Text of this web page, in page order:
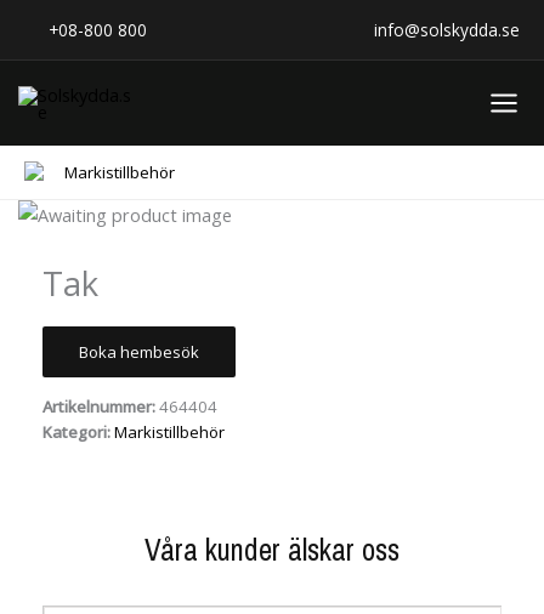
+08-800 800 info@solskydda.se
Markistillbehör
Tak
Boka hembesök
Artikelnummer:464404
Kategori:Markistillbehör
Våra kunder älskar oss